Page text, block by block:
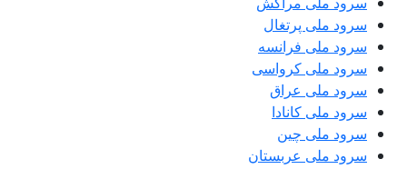
سرود ملی پرتغال
سرود ملی فرانسه
سرود ملی کرواسی
سرود ملی عراق
سرود ملی کانادا
سرود ملی چین
سرود ملی عربستان